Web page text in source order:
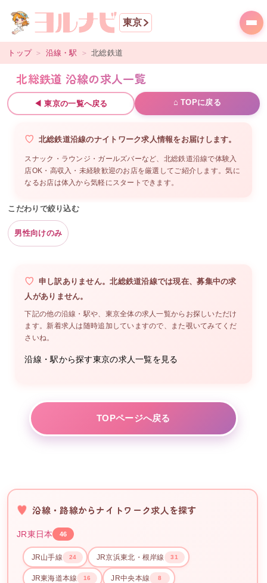
東京
トップ ＞ 沿線・駅 ＞ 北総鉄道
北総鉄道 沿線の求人一覧
◀東京の一覧へ戻る ⌂ TOPに戻る
北総鉄道沿線のナイトワーク求人情報をお届けします。
スナック・ラウンジ・ガールズバーなど、 北総鉄道沿線で体験入
店OK・高収入・未経験歓迎のお店を厳選してご紹介します。気に
なるお店は体入から気軽にスタートできます。
こだわりで絞り込む
男性向けのみ
申し訳ありません。北総鉄道沿線では現在、募集中の求
人がありません。
下記の他の沿線・駅や、 東京全体の求人一覧からお探しいただけ
ます。新着求人は随時追加していますので、また覗いてみてくだ
さいね。
沿線・駅から探す東京の求人一覧を見る
TOPページへ戻る
沿線・路線からナイトワーク求人を探す
JR東日本 46
JR山手線 24 JR京浜東北・根岸線 31
JR東海道本線 16 JR中央本線 8